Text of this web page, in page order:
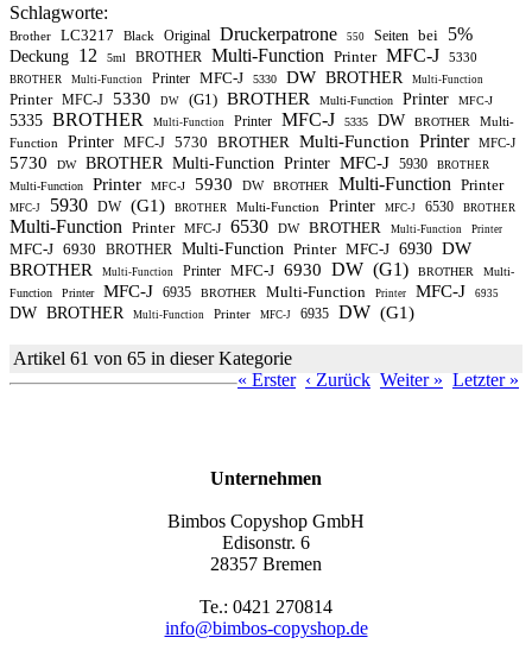
Schlagworte:
Brother LC3217 Black Original Druckerpatrone 550 Seiten bei 5%
Deckung 12 5ml BROTHER Multi-Function Printer MFC-J 5330
BROTHER Multi-Function Printer MFC-J 5330 DW BROTHER Multi-Function
Printer MFC-J 5330 DW (G1) BROTHER Multi-Function Printer MFC-J
5335 BROTHER Multi-Function Printer MFC-J 5335 DW BROTHER
Multi-
Function
Printer MFC-J 5730 BROTHER Multi-Function Printer MFC-J
5730 DW BROTHER Multi-Function Printer MFC-J 5930 BROTHER
Multi-Function Printer MFC-J 5930 DW BROTHER Multi-Function Printer
MFC-J 5930 DW (G1) BROTHER Multi-Function Printer MFC-J 6530 BROTHER
Multi-Function Printer MFC-J 6530 DW BROTHER Multi-Function Printer
MFC-J 6930 BROTHER Multi-Function Printer MFC-J 6930 DW
BROTHER
Multi-Function Printer MFC-J 6930 DW (G1) BROTHER
Multi-
Function
Printer MFC-J 6935 BROTHER Multi-Function Printer MFC-J 6935
DW BROTHER Multi-Function Printer MFC-J 6935 DW (G1)
Artikel 61 von 65 in dieser Kategorie
« Erster ‹ Zurück Weiter » Letzter »
Unternehmen
Bimbos Copyshop GmbH
Edisonstr. 6
28357 Bremen
Te.: 0421 270814
info@bimbos-copyshop.de